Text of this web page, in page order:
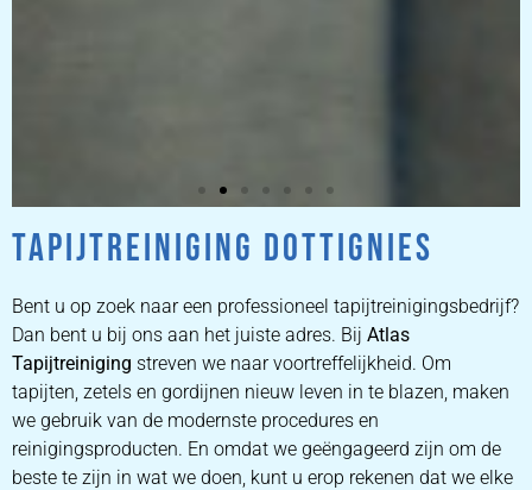
ZETEL
REINIGEN
ZETEL REINIGEN DOOR
PROFESSIONALS
PRIJZEN
TAPIJTREINIGING DOTTIGNIES
Bent u op zoek naar een professioneel tapijtreinigingsbedrijf?
Dan bent u bij ons aan het juiste adres. Bij Atlas
Tapijtreiniging streven we naar voortreffelijkheid. Om
tapijten, zetels en gordijnen nieuw leven in te blazen, maken
we gebruik van de modernste procedures en
reinigingsproducten. En omdat we geëngageerd zijn om de
beste te zijn in wat we doen, kunt u erop rekenen dat we elke